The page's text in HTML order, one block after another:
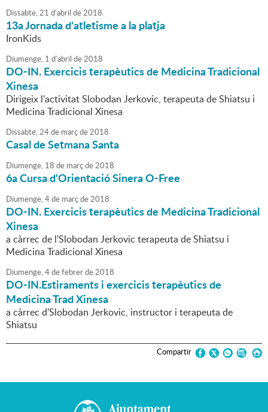
Dissabte,21 d'abril de2018
13a Jornada d'atletisme a la platja
IronKids
Diumenge, 1 d'abril de2018
DO-IN. Exercicis terapèutics de Medicina Tradicional
Xinesa
Dirigeix l'activitat Slobodan Jerkovic, terapeuta de Shiatsu i
Medicina Tradicional Xinesa
Dissabte,24de marçde2018
Casal de Setmana Santa
Diumenge, 18 de marçde2018
6a Cursa d'Orientació Sinera O-Free
Diumenge,4de marçde2018
DO-IN. Exercicis terapèutics de Medicina Tradicional
Xinesa
a càrrec de l'Slobodan Jerkovic terapeuta de Shiatsu i
Medicina Tradicional Xinesa
Diumenge,4defebrerde2018
DO-IN.Estiraments i exercicis terapèutics de
Medicina Trad Xinesa
a càrrec d'Slobodan Jerkovic, instructor i terapeuta de
Shiatsu
Compartir